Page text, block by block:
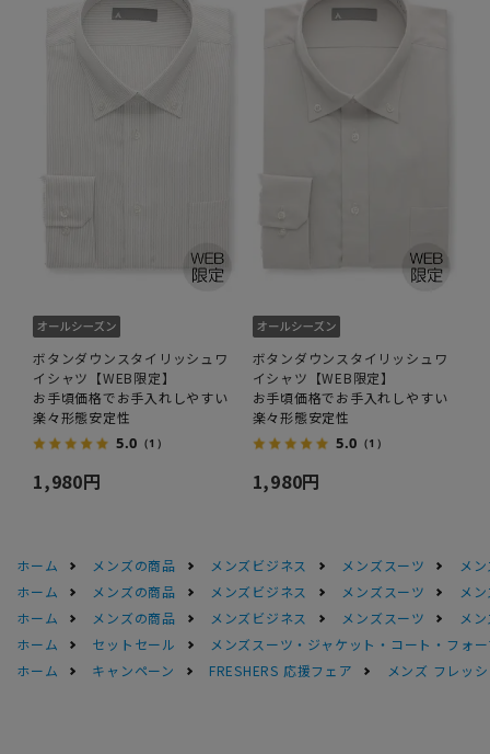
ボタンダウンスタイリッシュワ
イシャツ【WEB限定】
お手頃価格でお手入れしやすい
楽々形態安定性
5.0 （1）
1,980円
ボタンダウンスタイリッシュワ
イシャツ【WEB限定】
お手頃価格でお手入れしやすい
楽々形態安定性
5.0 （1）
1,980円
ホーム メンズの商品 メンズビジネス メンズスーツ
メ
ホーム
メンズの商品 メンズビジネス メンズスーツ
メ
ホーム
メンズの商品 メンズビジネス メンズスーツ
メ
ホーム
セットセール
メンズスーツ・ジャケット・コート・フォ
ホーム
キャンペーン FRESHERS 応援フェア メンズ フレッ